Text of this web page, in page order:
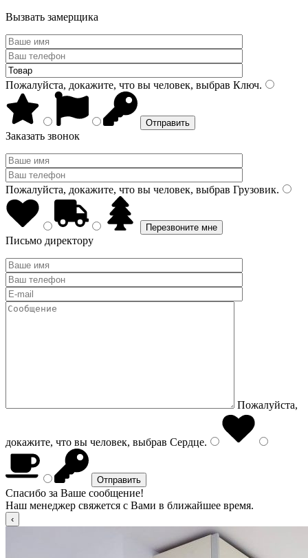
Вызвать замерщика
Пожалуйста, докажите, что вы человек, выбрав Ключ.
Заказать звонок
Пожалуйста, докажите, что вы человек, выбрав Грузовик.
Письмо директору
Пожалуйста,
докажите, что вы человек, выбрав Сердце.
Спасибо за Ваше сообщение!
Наш менеджер свяжется с Вами в ближайшее время.